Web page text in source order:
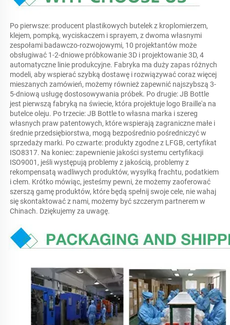
Po pierwsze: producent plastikowych butelek z kroplomierzem,
klejem, pompką, wyciskaczem i sprayem, z dwoma własnymi
zespołami badawczo-rozwojowymi, 10 projektantów może
obsługiwać 1-2-dniowe próbkowanie 3D i projektowanie 3D, 4
automatyczne linie produkcyjne. Fabryka ma duży zapas różnych
modeli, aby wspierać szybką dostawę i rozwiązywać coraz więcej
mieszanych zamówień, możemy również zapewnić najszybszą 3-
5-dniową usługę dostosowywania próbek. Po drugie: JB Bottle
jest pierwszą fabryką na świecie, która projektuje logo Braille'a na
butelce oleju. Po trzecie: JB Bottle to własna marka i szereg
własnych praw patentowych, które wspierają zagraniczne małe i
średnie przedsiębiorstwa, mogą bezpośrednio pośredniczyć w
sprzedaży marki. Po czwarte: produkty zgodne z LFGB, certyfikat
ISO8317. Na koniec: zapewnienie jakości systemu certyfikacji
ISO9001, jeśli występują problemy z jakością, problemy z
rekompensatą wadliwych produktów, wysyłką frachtu, podatkiem
i cłem. Krótko mówiąc, jesteśmy pewni, że możemy zaoferować
szerszą gamę produktów, które będą spełnij swoje cele, nie wahaj
się skontaktować z nami, możemy być szczerym partnerem w
Chinach. Dziękujemy za uwagę.